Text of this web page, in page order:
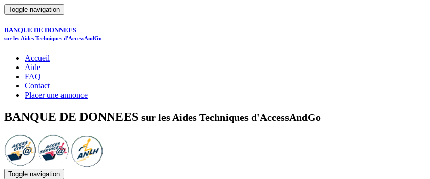
Toggle navigation
BANQUE DE DONNEES
sur les Aides Techniques d'AccessAndGo
Accueil
Aide
FAQ
Contact
Placer une annonce
BANQUE DE DONNEES sur les Aides Techniques d'AccessAndGo
Toggle navigation